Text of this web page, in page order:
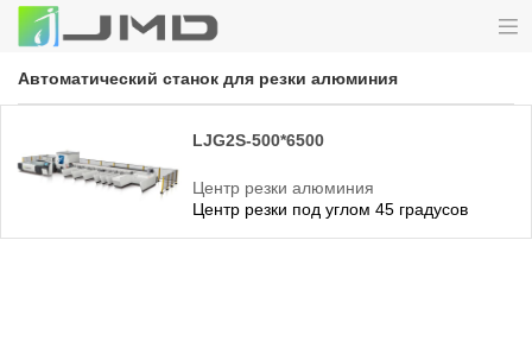
Автоматический станок для резки алюминия
LJG2S-500*6500
Центр резки алюминия
Центр резки под углом 45 градусов